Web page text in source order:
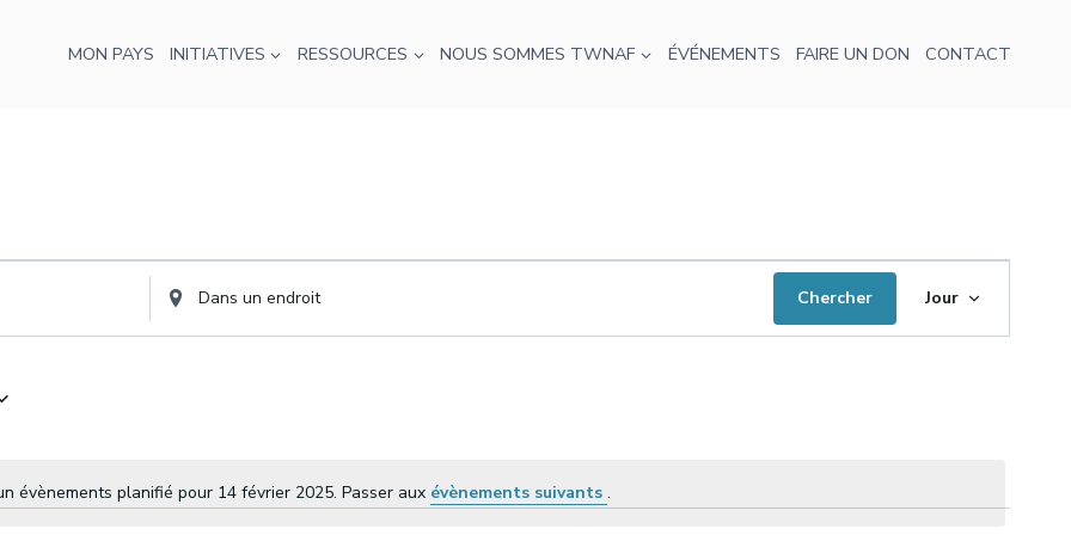
MON PAYS INITIATIVES RESSOURCES NOUS SOMMES TWNAF ÉVÉNEMENTS FAIRE UN DON CONTACT
Avis
évènements planifié pour 14 février 2025. Passer aux évènements suivants .
Entrez
l'emplacement.
Chercher Jour